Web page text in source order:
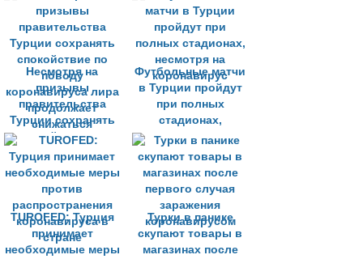
средних школ и
университетов на
каникулы
Несмотря на
призывы
правительства
Турции сохранять
спокойствие по
поводу
коронавируса лира
продолжает
снижаться
Футбольные матчи
в Турции пройдут
при полных
стадионах,
несмотря на
коронавирус
TUROFED: Турция
принимает
необходимые меры
Турки в панике
скупают товары в
магазинах после